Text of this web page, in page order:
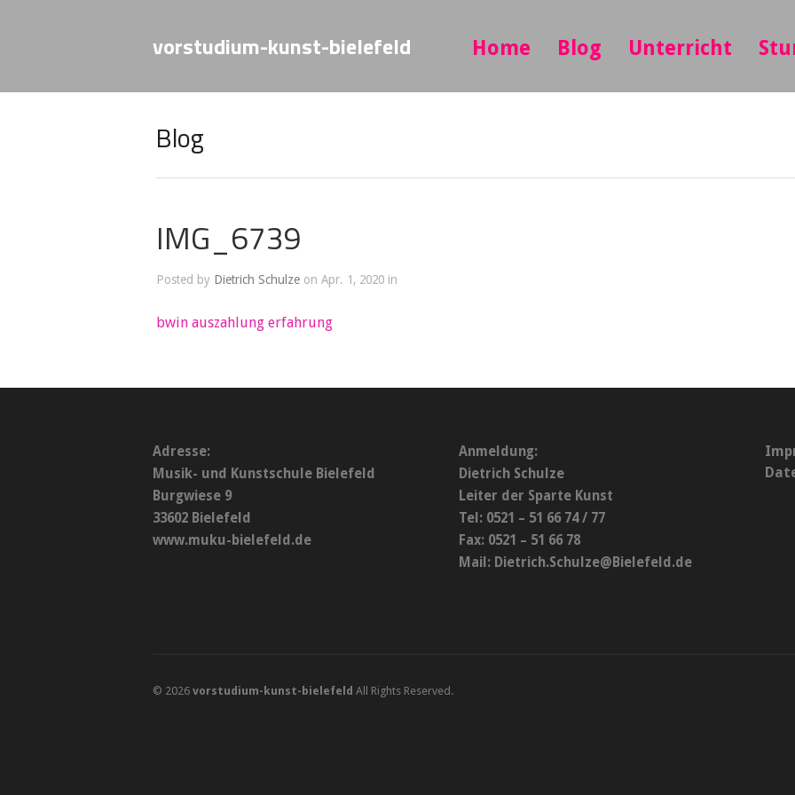
vorstudium-kunst-bielefeld Home Blog Unterricht
Blog
IMG_6739
Posted by Dietrich Schulze on Apr. 1, 2020 in
bwin auszahlung erfahrung
Adresse:
Musik- und Kunstschule Bielefeld
Burgwiese 9
33602 Bielefeld
www.muku-bielefeld.de
Anmeldung:
Dietrich Schulze
Leiter der Sparte Kunst
Tel: 0521 – 51 66 74 / 77
Fax: 0521 – 51 66 78
Mail: Dietrich.Schulze@Bielefeld.de
© 2026 vorstudium-kunst-bielefeld All Rights Reserved.